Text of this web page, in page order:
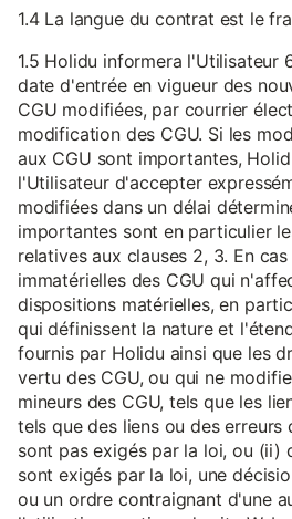
1.4 La langue du contrat est le
1.5 Holidu informera l'Utilisateur
date d'entrée en vigueur des
CGU modifiées, par courrier
modification des CGU. Si les
aux CGU sont importantes,
l'Utilisateur d'accepter
modifiées dans un délai
importantes sont en particulier
relatives aux clauses 2, 3. En
immatérielles des CGU qui
dispositions matérielles, en
qui définissent la nature et
fournis par Holidu ainsi que les
vertu des CGU, ou qui ne
mineurs des CGU, tels que les
tels que des liens ou des
sont pas exigés par la loi, ou (ii)
sont exigés par la loi, une
ou un ordre contraignant d'une